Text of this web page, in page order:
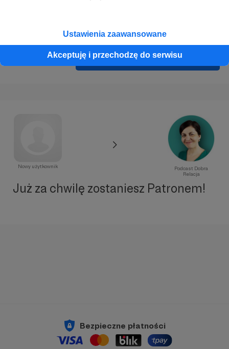
Ustawienia zaawansowane
Akceptuję i przechodzę do serwisu
Cofnij Zarejestruj się i przejdź dalej
Nowy użytkownik
Podcast Dobra
Relacja
Już za chwilę zostaniesz Patronem!
Bezpieczne płatności